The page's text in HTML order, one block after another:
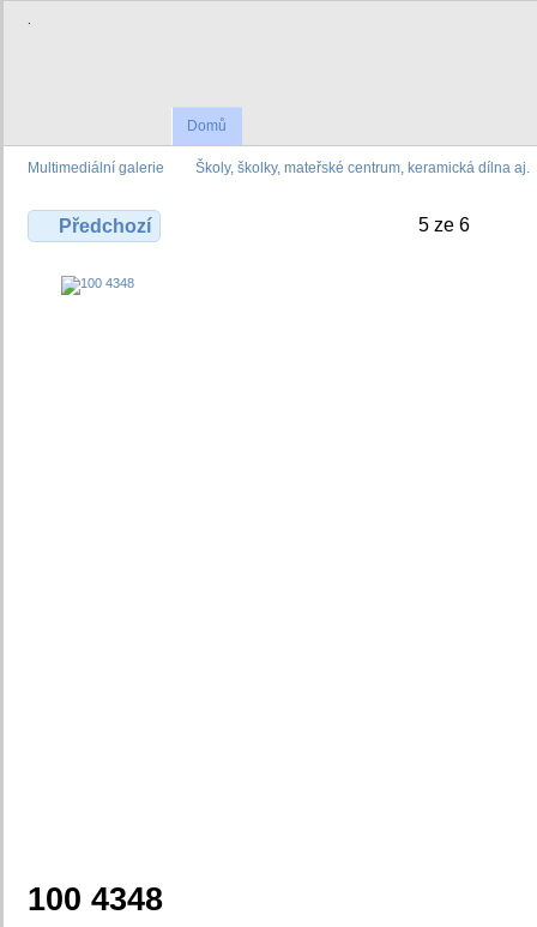
.
Domů
Multimediální galerie Školy, školky, mateřské centrum, keramická dílna aj.
Předchozí 5 ze 6
100 4348